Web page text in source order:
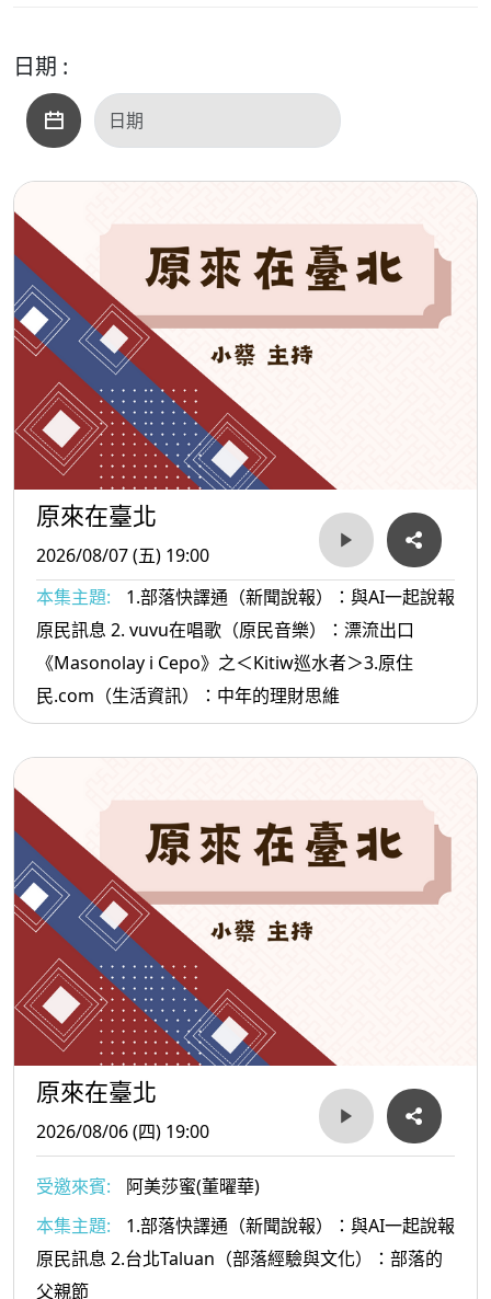
3.原住民.com（生活資訊）：幫自己打造強大的內心
●本集歌單：
＜開場白＞：說走就走
＜單元一＞：萬能的手、成為你們的依靠、Sapah家
＜單元二＞：蔬食野菜湯
＜單元三＞：加油、請為我加油、請為我加油
日期 :
原來在臺北
2026/08/07 (五) 19:00
本集主題:
1.部落快譯通（新聞說報）：與AI一起說報
原民訊息 2. vuvu在唱歌（原民音樂）：漂流出口
《Masonolay i Cepo》之＜Kitiw巡水者＞3.原住
民.com（生活資訊）：中年的理財思維
原來在臺北
2026/08/06 (四) 19:00
受邀來賓:
阿美莎蜜(董曜華)
本集主題:
1.部落快譯通（新聞說報）：與AI一起說報
原民訊息 2.台北Taluan（部落經驗與文化）：部落的
父親節